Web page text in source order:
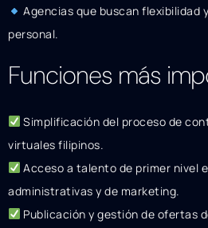
Agencias que buscan flexibilidad
personal.
Funciones más
Simplificación del proceso de
virtuales filipinos.
Acceso a talento de primer nivel
administrativas y de marketing.
Publicación y gestión de ofertas